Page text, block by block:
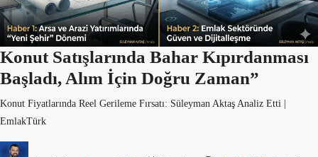
Konut Satışlarında Bahar Kıpırdanması
Başladı, Alım İçin Doğru Zaman”
Konut Fiyatlarında Reel Gerileme Fırsatı: Süleyman Aktaş Analiz Etti |
EmlakTürk